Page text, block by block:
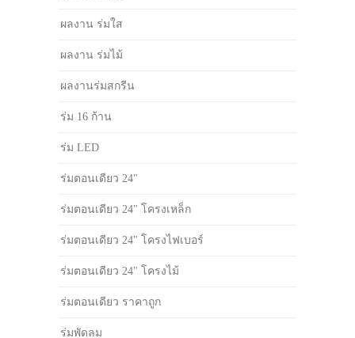
ผลงาน ร่มใส
ผลงาน ร่มไม้
ผลงานร่มสกรีน
ร่ม 16 ก้าน
ร่ม LED
ร่มตอนเดียว 24"
ร่มตอนเดียว 24" โครงเหล็ก
ร่มตอนเดียว 24" โครงไฟเบอร์
ร่มตอนเดียว 24" โครงไม้
ร่มตอนเดียว ราคาถูก
ร่มพัดลม